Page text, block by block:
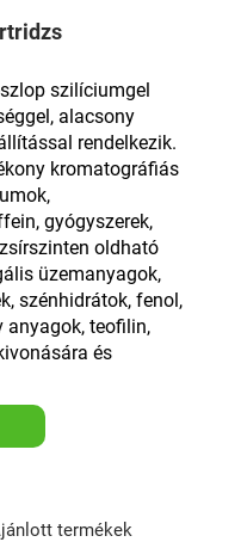
szilíciumgel
alacsony
rendelkezik.
kromatográfiás
gyógyszerek,
oldható
üzemanyagok,
szénhidrátok, fenol,
anyagok, teofilin,
és
termékek